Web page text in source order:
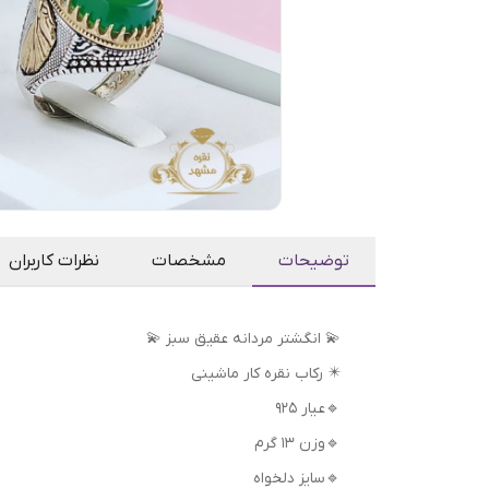
توضیحات مشخصات نظرات کاربران
💫 انگشتر مردانه عقیق سبز 💫
✴️ رکاب نقره کار ماشینی
🔹عیار 925
🔹وزن 13 گرم
🔹سایز دلخواه